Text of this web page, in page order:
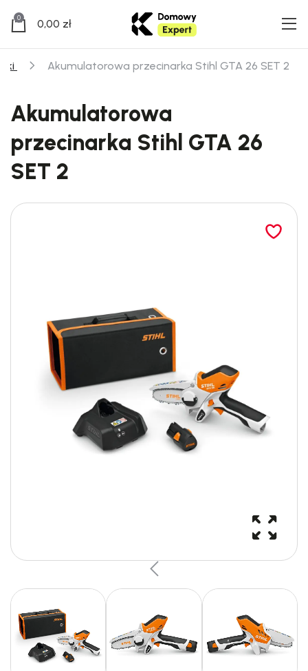
0 0,00 zł
Akumulatorowa przecinarka Stihl GTA 26 SET 2
Akumulatorowa
przecinarka Stihl GTA 26
SET 2